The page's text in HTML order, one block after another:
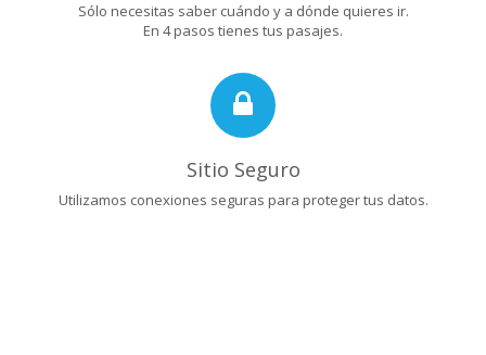
Sólo necesitas saber cuándo y a dónde quieres ir.
En 4 pasos tienes tus pasajes.
Sitio Seguro
Utilizamos conexiones seguras para proteger tus datos.